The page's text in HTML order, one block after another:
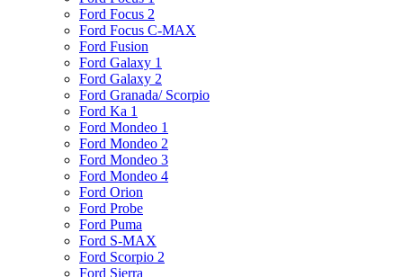
Ford Focus 2
Ford Focus C-MAX
Ford Fusion
Ford Galaxy 1
Ford Galaxy 2
Ford Granada/ Scorpio
Ford Ka 1
Ford Mondeo 1
Ford Mondeo 2
Ford Mondeo 3
Ford Mondeo 4
Ford Orion
Ford Probe
Ford Puma
Ford S-MAX
Ford Scorpio 2
Ford Sierra